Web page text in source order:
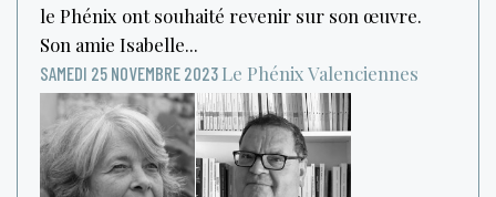
le Phénix ont souhaité revenir sur son œuvre.
Son amie Isabelle...
SAMEDI 25 NOVEMBRE 2023 Le PhénixValenciennes